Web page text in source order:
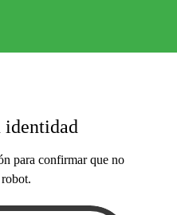
para confirmar que no